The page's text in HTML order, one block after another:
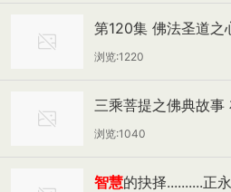
第120集 佛法圣道之
浏览:1220
三乘菩提之佛典故事
浏览:1040
智慧的抉择..........正永